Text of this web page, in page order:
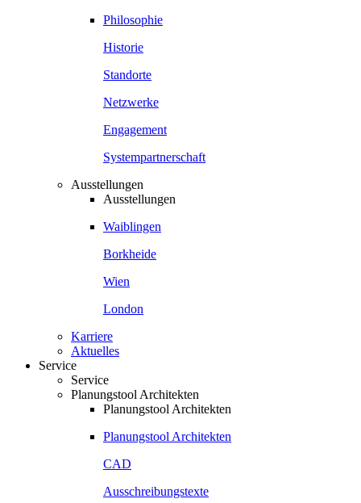
Philosophie
Historie
Standorte
Netzwerke
Engagement
Systempartnerschaft
Ausstellungen
Ausstellungen
Waiblingen
Borkheide
Wien
London
Karriere
Aktuelles
Service
Service
Planungstool Architekten
Planungstool Architekten
Planungstool Architekten
CAD
Ausschreibungstexte